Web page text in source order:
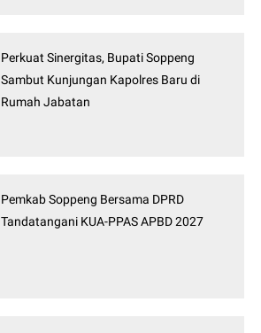
Perkuat Sinergitas, Bupati Soppeng
Sambut Kunjungan Kapolres Baru di
Rumah Jabatan
Pemkab Soppeng Bersama DPRD
Tandatangani KUA-PPAS APBD 2027